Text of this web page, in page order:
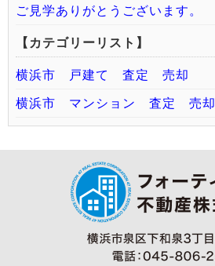
ご見学ありがとうございます。
【カテゴリーリスト】
横浜市 戸建て 査定 売却
横浜市 マンション 査定 売却